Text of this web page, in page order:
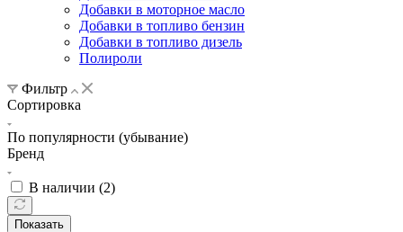
Добавки в моторное масло
Добавки в топливо бензин
Добавки в топливо дизель
Полироли
Фильтр
Сортировка
По популярности (убывание)
Бренд
В наличии (2)
Показать